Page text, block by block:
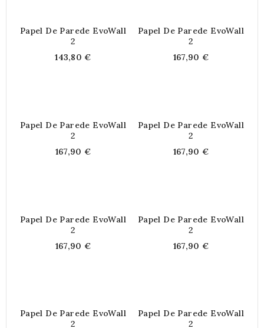
Papel De Parede EvoWall
2
143,80 €
Papel De Parede EvoWall
2
167,90 €
Papel De Parede EvoWall
2
167,90 €
Papel De Parede EvoWall
2
167,90 €
Papel De Parede EvoWall
2
167,90 €
Papel De Parede EvoWall
2
167,90 €
Papel De Parede EvoWall
2
Papel De Parede EvoWall
2